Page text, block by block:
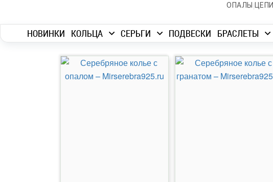
ОПАЛЫ | ЦЕПИ
НОВИНКИ КОЛЬЦА СЕРЬГИ ПОДВЕСКИ БРАСЛЕТЫ